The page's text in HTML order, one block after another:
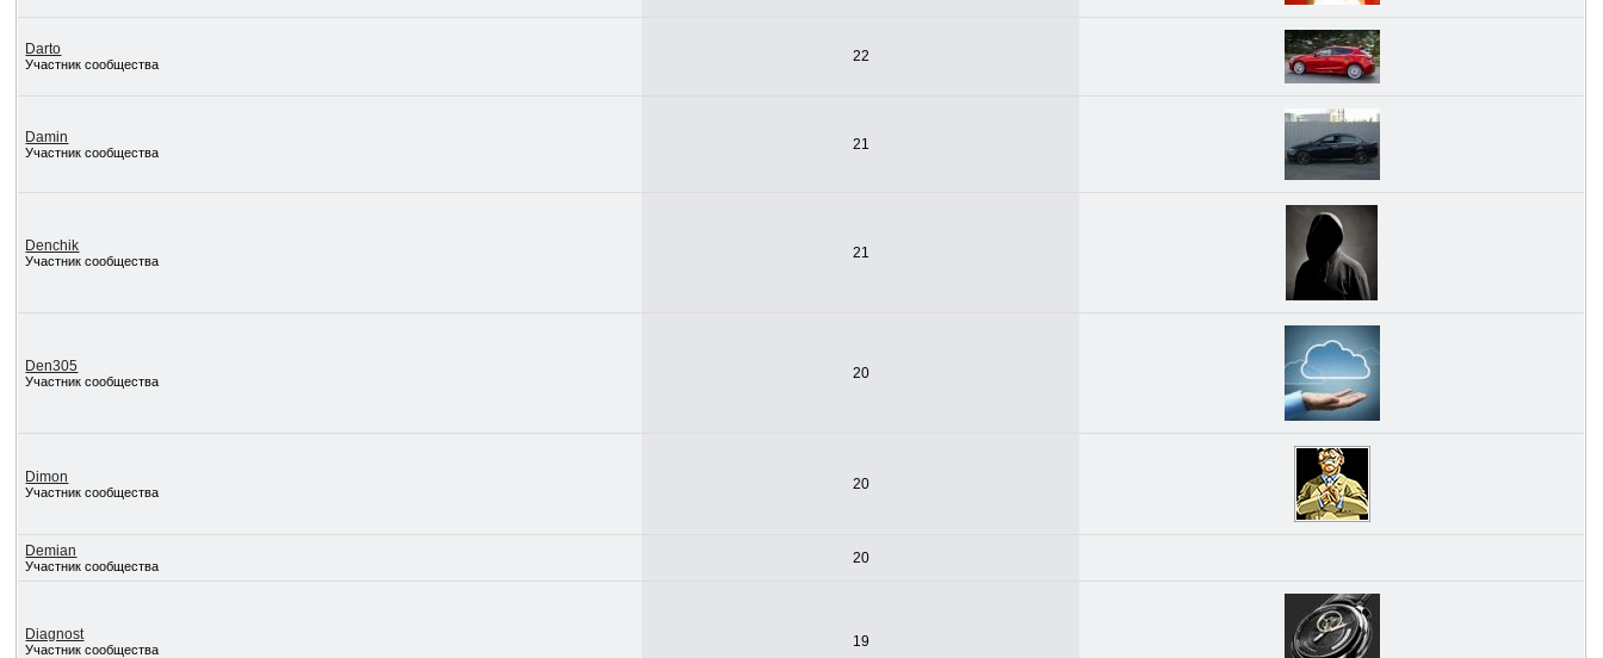
Darto
Участник сообщества 22
Damin
Участник сообщества 21
Denchik
Участник сообщества 21
Den305
Участник сообщества 20
Dimon
Участник сообщества 20
Demian
Участник сообщества 20
Diagnost
Участник сообщества 19